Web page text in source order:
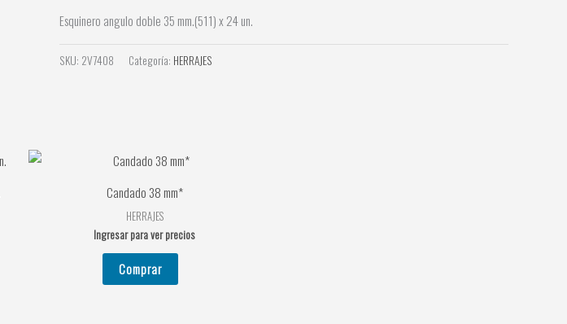
Esquinero angulo doble 35 mm.(511) x 24 un.
SKU: 2V7408 Categoría: HERRAJES
Candado 38 mm*
HERRAJES
Ingresar para ver precios
Comprar